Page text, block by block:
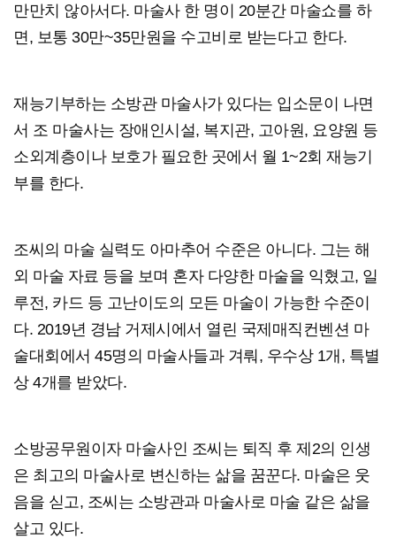
만만치 않아서다. 마술사 한 명이 20분간 마술쇼를 하
면, 보통 30만~35만원을 수고비로 받는다고 한다.
재능기부하는 소방관 마술사가 있다는 입소문이 나면
서 조 마술사는 장애인시설, 복지관, 고아원, 요양원 등
소외계층이나 보호가 필요한 곳에서 월 1~2회 재능기
부를 한다.
조씨의 마술 실력도 아마추어 수준은 아니다. 그는 해
외 마술 자료 등을 보며 혼자 다양한 마술을 익혔고, 일
루전, 카드 등 고난이도의 모든 마술이 가능한 수준이
다. 2019년 경남 거제시에서 열린 국제매직컨벤션 마
술대회에서 45명의 마술사들과 겨뤄, 우수상 1개, 특별
상 4개를 받았다.
소방공무원이자 마술사인 조씨는 퇴직 후 제2의 인생
은 최고의 마술사로 변신하는 삶을 꿈꾼다. 마술은 웃
음을 싣고, 조씨는 소방관과 마술사로 마술 같은 삶을
살고 있다.